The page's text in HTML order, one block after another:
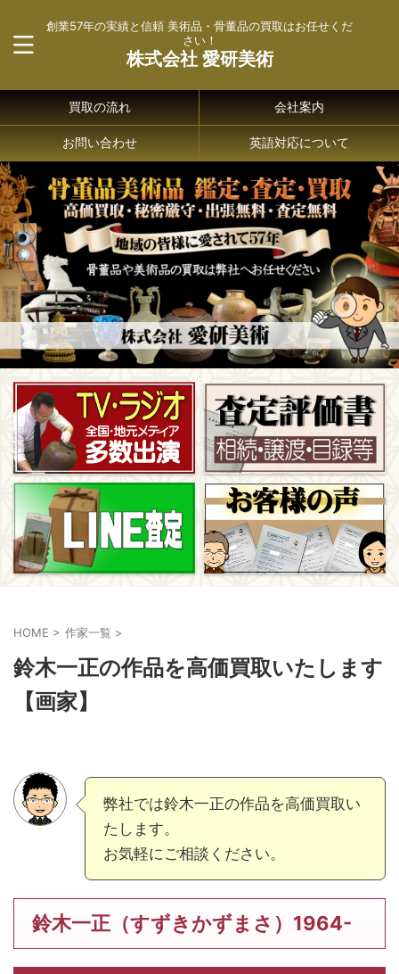
創業57年の実績と信頼 美術品・骨董品の買取はお任せくだ
さい！
株式会社 愛研美術
買取の流れ 会社案内
お問い合わせ 英語対応について
HOME > 作家一覧 >
鈴木一正の作品を高価買取いたします
【画家】
弊社では鈴木一正の作品を高価買取い
たします。
お気軽にご相談ください。
鈴木一正（すずきかずまさ）1964-